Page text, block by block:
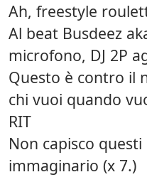
Ah, freestyle
Al beat Busdeez
microfono, DJ 2P
Questo è contro il
chi vuoi quando
RIT
Non capisco
immaginario (x 7.)